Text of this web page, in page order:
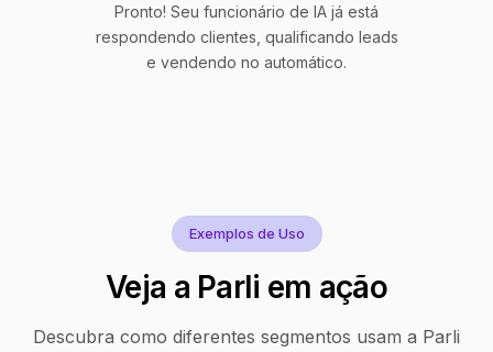
Pronto! Seu funcionário de IA já está
respondendo clientes, qualificando leads
e vendendo no automático.
Exemplos de Uso
Veja a Parli em ação
Descubra como diferentes segmentos usam a Parli